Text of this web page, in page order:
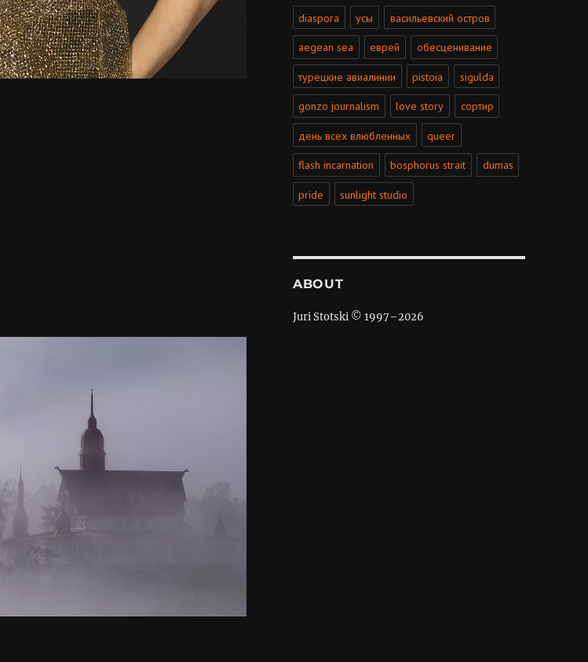
diaspora усы васильевский остров
aegean sea еврей обесценивание
турецкие авиалинии pistoia sigulda
gonzo journalism love story сортир
день всех влюбленных queer
flash incarnation bosphorus strait dumas
pride sunlight studio
ABOUT
Juri Stotski © 1997–2026